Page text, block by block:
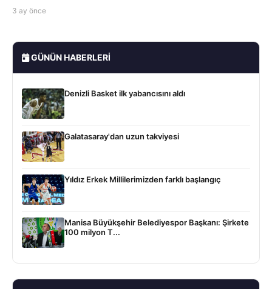
3 ay önce
GÜNÜN HABERLERI
Denizli Basket ilk yabancısını aldı
Galatasaray'dan uzun takviyesi
Yıldız Erkek Millilerimizden farklı başlangıç
Manisa Büyükşehir Belediyespor Başkanı: Şirkete
100 milyon T...